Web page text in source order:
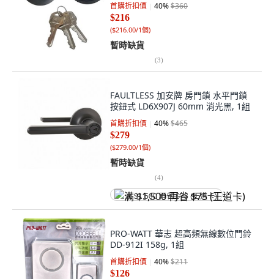
首購折扣價 40%$360
$216
($216.00/1個)
暫時缺貨
(3)
FAULTLESS 加安牌 房門鎖 水平門鎖
按鈕式 LD6X907J 60mm 消光黑, 1組
首購折扣價 40%$465
$279
($279.00/1個)
暫時缺貨
(4)
满 $1,500 再省 $75 (王道卡)
PRO-WATT 華志 超高頻無線數位門鈴
DD-912I 158g, 1組
首購折扣價 40%$211
$126